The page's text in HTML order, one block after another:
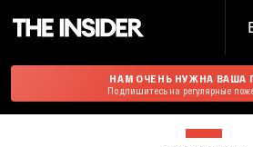
НАМ ОЧЕНЬ НУЖНА ВАША
Подпишитесь на регулярные